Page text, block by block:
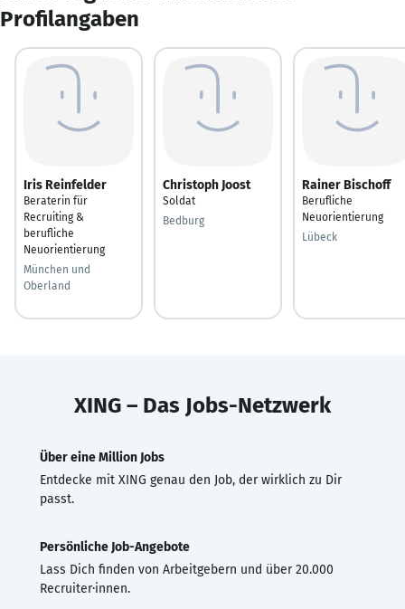
Profilangaben
Iris Reinfelder
Beraterin für
Recruiting &
berufliche
Neuorientierung
München und
Oberland
Christoph Joost
Soldat
Bedburg
Rainer Bischoff
Berufliche
Neuorientierung
Lübeck
XING – Das Jobs-Netzwerk
Über eine Million Jobs
Entdecke mit XING genau den Job, der wirklich zu Dir
passt.
Persönliche Job-Angebote
Lass Dich finden von Arbeitgebern und über 20.000
Recruiter·innen.